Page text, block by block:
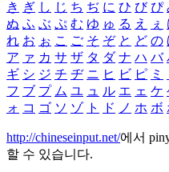
き ぎ し じ ち ぢ に ひ び ぴ
ぬ ふ ぶ ぷ む ゆ ゅ る え ぇ
れ お ぉ こ ご そ ぞ と ど の
ア ァ カ サ ザ タ ダ ナ ハ バ
ギ シ ジ チ ヂ ニ ヒ ビ ピ ミ
フ ブ プ ム ユ ュ ル エ ェ ケ
ォ コ ゴ ソ ゾ ト ド ノ ホ ボ
http://chineseinput.net/에서
할 수 있습니다.